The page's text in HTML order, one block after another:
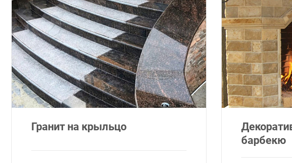
Гранит на крыльцо
барбекю